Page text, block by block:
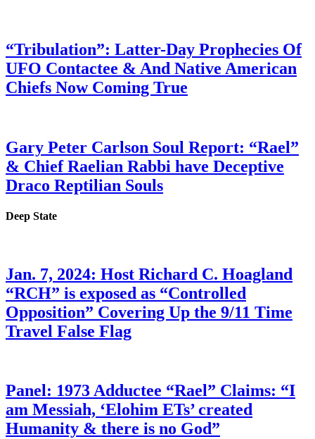
“Tribulation”: Latter-Day Prophecies Of
UFO Contactee & And Native American
Chiefs Now Coming True
Gary Peter Carlson Soul Report: “Rael”
& Chief Raelian Rabbi have Deceptive
Draco Reptilian Souls
Deep State
Jan. 7, 2024: Host Richard C. Hoagland
“RCH” is exposed as “Controlled
Opposition” Covering Up the 9/11 Time
Travel False Flag
Panel: 1973 Adductee “Rael” Claims: “I
am Messiah, ‘Elohim ETs’ created
Humanity & there is no God”